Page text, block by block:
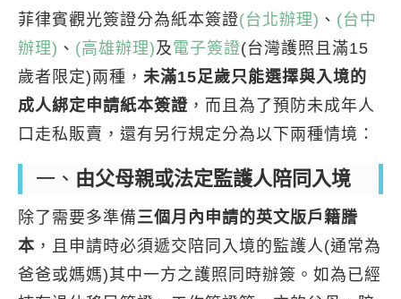
菲律賓觀光簽證分為紙本簽證(台北辦理) 、 (台中
辦理) 、 (高雄辦理)及電子簽證(台灣護照且滿15
歲者限定)兩種， 未滿15足歲只能選擇與入境的
成人綁定申請紙本簽證 ，而且為了預防未成年人
口走私販賣，還有另行規定分為以下兩種情境：
一、 由父母親或法定監護人陪同入境
除了需要多準備三個月內申請的英文版戶籍謄
本 ，且申請時必須遞交陪同入境的監護人(通常為
爸爸或媽媽)其中一方之護照同時辦簽。如為已經